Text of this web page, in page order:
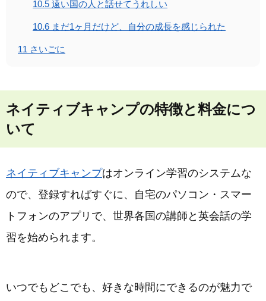
10.5 遠い国の人と話せてうれしい
10.6 まだ1ヶ月だけど、自分の成長を感じられた
11 さいごに
ネイティブキャンプの特徴と料金につ
いて
ネイティブキャンプはオンライン学習のシステムな
ので、登録すればすぐに、自宅のパソコン・スマー
トフォンのアプリで、世界各国の講師と英会話の学
習を始められます。
いつでもどこでも、好きな時間にできるのが魅力で